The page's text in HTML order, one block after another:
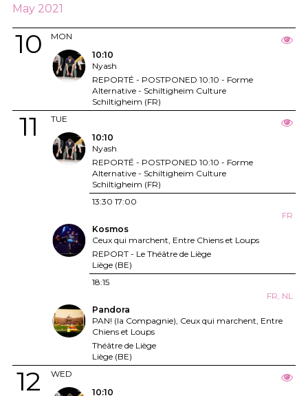
May 2021
MON
10
10:10
Nyash
REPORTÉ - POSTPONED 10:10 - Forme
Alternative - Schiltigheim Culture
Schiltigheim (FR)
TUE
11
10:10
Nyash
REPORTÉ - POSTPONED 10:10 - Forme
Alternative - Schiltigheim Culture
Schiltigheim (FR)
13:30 17:00
FR
Kosmos
Ceux qui marchent, Entre Chiens et Loups
REPORT - Le Théâtre de Liège
Liège (BE)
18:15
FR, NL
Pandora
PAN! (la Compagnie), Ceux qui marchent, Entre
Chiens et Loups
Théâtre de Liège
Liège (BE)
WED
12
10:10